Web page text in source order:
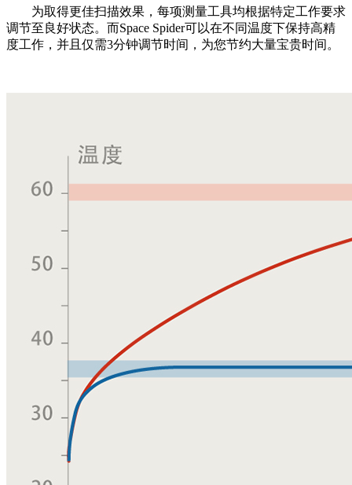
为取得更佳扫描效果，每项测量工具均根据特定工作要求
调节至良好状态。而Space Spider可以在不同温度下保持高精
度工作，并且仅需3分钟调节时间，为您节约大量宝贵时间。